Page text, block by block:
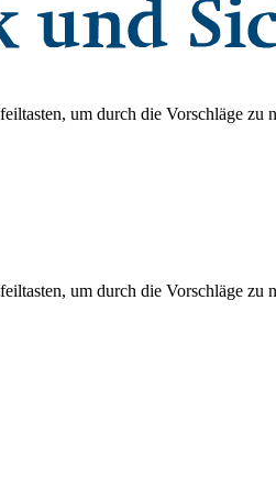
um durch die Vorschläge zu
um durch die Vorschläge zu